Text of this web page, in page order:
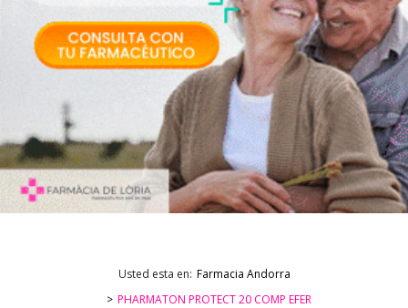
Usted esta en: Farmacia Andorra
PHARMATON PROTECT 20 COMP EFER